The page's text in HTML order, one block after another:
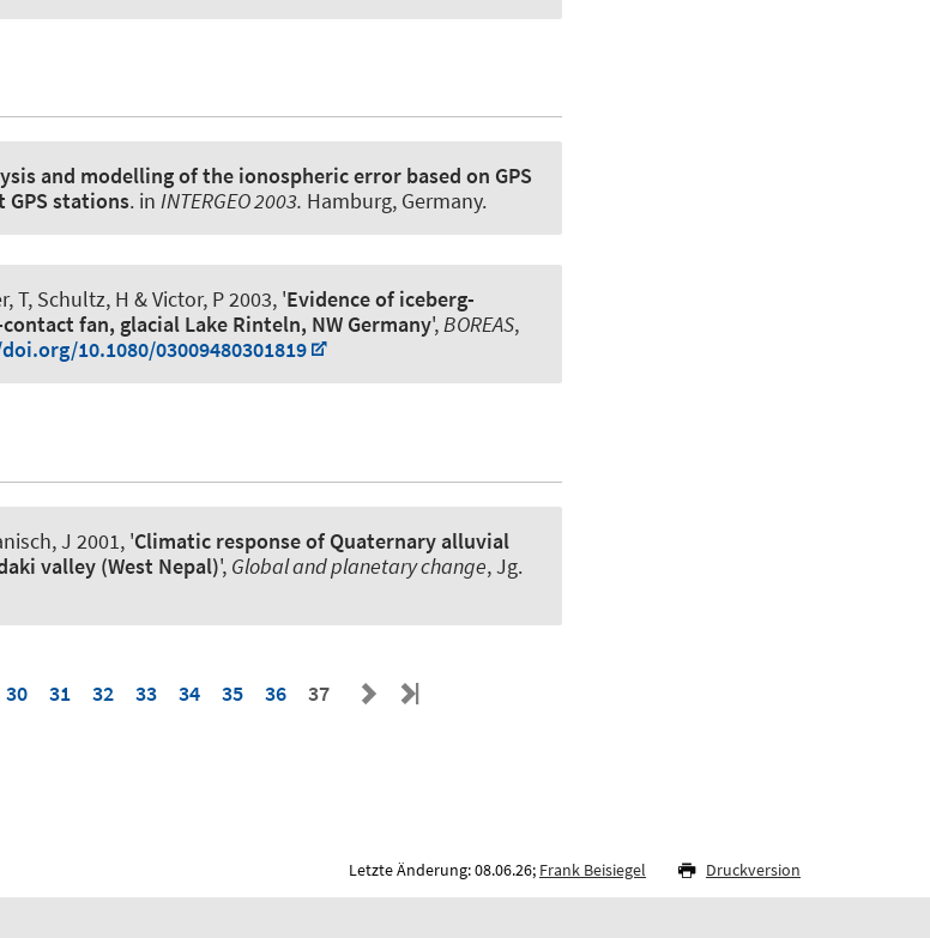
and modelling of the ionospheric error based on GPS
stations. in INTERGEO 2003. Hamburg, Germany.
T, Schultz, H & Victor, P 2003, 'Evidence of iceberg-
fan, glacial Lake Rinteln, NW Germany',BOREAS,
10.1080/03009480301819
J 2001, 'Climatic response of Quaternary alluvial
valley (West Nepal)', Global and planetary change, Jg.
30 31 32 33 34 35 36 37
Letzte Änderung: 08.06.26; Frank Beisiegel Druckversion